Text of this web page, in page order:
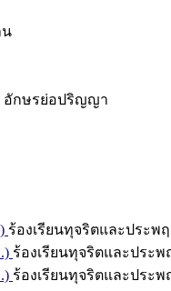
น
กษรย่อปริญญา
ร้องเรียนทุจริตและประพ
ร้องเรียนทุจริตและประ
ร้องเรียนทุจริตและประ